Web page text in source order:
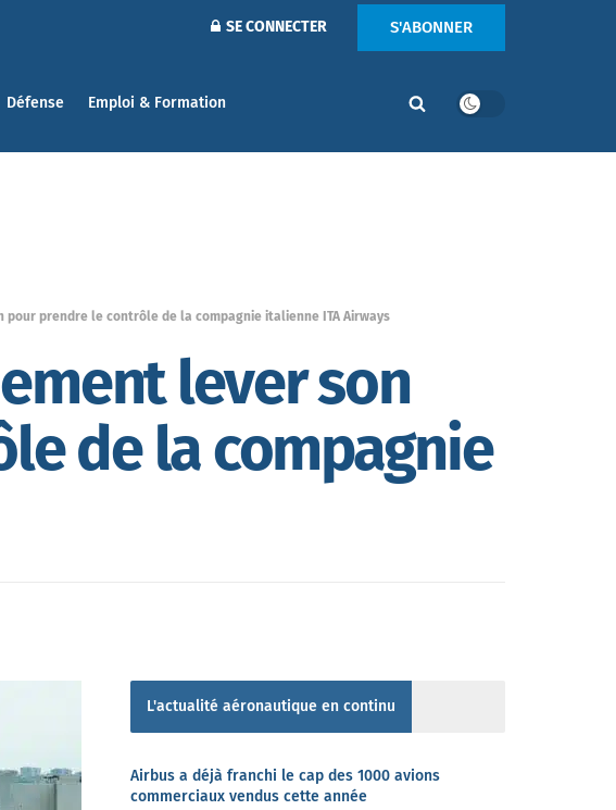
SE CONNECTER S'ABONNER
Défense Emploi & Formation
prendre le contrôle de la compagnie italienne ITA Airways
lever son
de la compagnie
L'actualité aéronautique en continu
Airbus a déjà franchi le cap des 1000 avions
commerciaux vendus cette année